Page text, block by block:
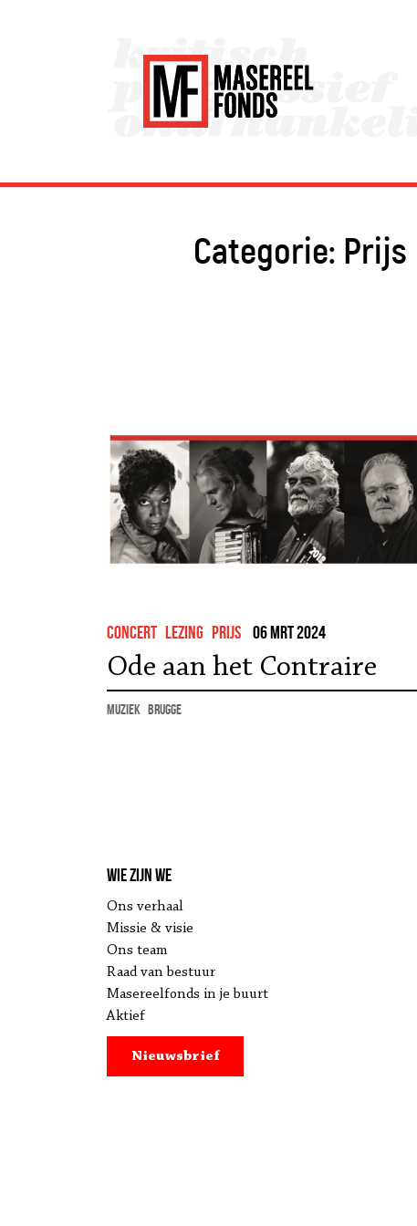
Categorie: Prijs
concert lezing Prijs 06 mrt 2024
Ode aan het Contraire
muziek Brugge
Wie zijn we
Ons verhaal
Missie & visie
Ons team
Raad van bestuur
Masereelfonds in je buurt
Aktief
Nieuwsbrief